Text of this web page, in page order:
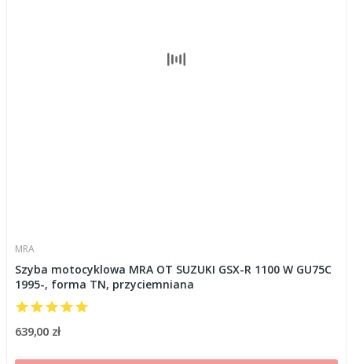
MRA
Szyba motocyklowa MRA OT SUZUKI GSX-R 1100 W GU75C
1995-, forma TN, przyciemniana
639,00 zł